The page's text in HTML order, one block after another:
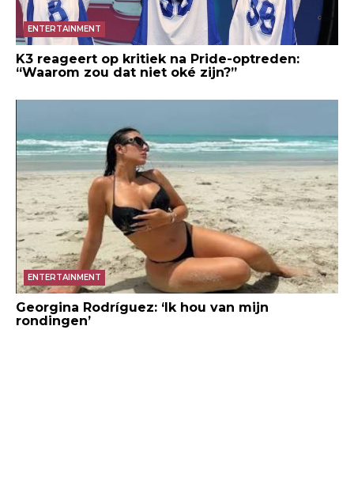
ENTERTAINMENT
K3 reageert op kritiek na Pride-optreden:
“Waarom zou dat niet oké zijn?”
ENTERTAINMENT
Georgina Rodríguez: ‘Ik hou van mijn
rondingen’